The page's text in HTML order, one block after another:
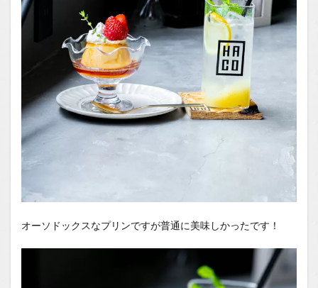
オーソドックスなプリンですが普通に美味しかったです！